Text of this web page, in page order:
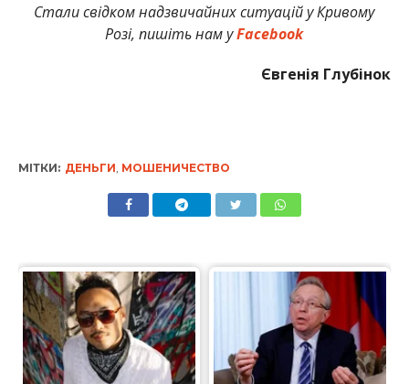
Стали свідком надзвичайних ситуацій у Кривому
Розі, пишіть нам уFacebook
Євгенія Глубінок
МІТКИ: ДЕНЬГИ МОШЕНИЧЕСТВО